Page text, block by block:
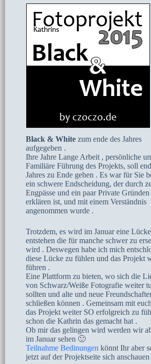
Black & White zum ende des Jahres
aufgegeben .
Ihre Jahre Lange Arbeit , persönliche
Familiäre Führung des Projekts, soll
Jahres zu Ende gehen . Es war für Sie
ein schwere Endscheidung, der durch
Engpässe und ein paar Private Gründen
erklären ist, und mit einem Verständnis
angenommen wurde .
Trotzdem, es wird im Januar eine Lücke
entstehen die für manche schwer zu
wird . Deswegen habe ich mich
diese Lücke zu fühlen und das Projekt
führen .
Eine Plattform zu bieten, wo sich die
von Schwarz/Weiße Fotografie weiter
sollten und alte und neue
schließen können . Gemeinsam mit
das Projekt weiter SO erfolgreich zu
schon die Kathrin das gemacht hat .
Ob mir das gelingen wird werden wir
im Januar sehen 🙂
Teilnahme Bedinungen könnt Ihr aber
jetzt auf der Projektseite sich anschauen